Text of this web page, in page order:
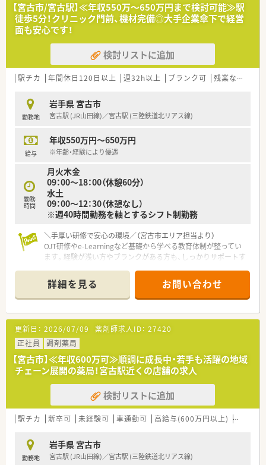
【宮古市/宮古駅】≪年収550万～650万円まで検討可能≫駅
徒歩5分！クリニック門前、機材完備◎大手企業傘下で経営
面も安心です！
検討リストに追加
駅チカ 年間休日120日以上 週32h以上 ブランク可 残業なし(ほぼなし含む)
勤務地
岩手県 宮古市
宮古駅 (JR山田線)／宮古駅 (三陸鉄道北リアス線)
給与
年収550万円～650万円
※年齢・経験により優遇
勤務
時間
月火木金
09：00～18：00（休憩60分）
水土
09：00～12：30（休憩なし）
※週40時間勤務を軸とするシフト制勤務
＼手厚い研修で安心の環境／（宮古市エリア担当より）
OJT研修やe-Learningなど基礎から学べる教育体制が整ってい
ます。経験が浅い方やブランクがある方も、しっかりサポートす
＊------------------------------------------＊
【店舗情報と応需状況について】
■宮古駅から徒歩5分と通勤に便利な立地で、脳神経外科の処方
箋を専門的に応需しています。
■1日あたり約70枚の処方箋を受け付けており、専門性の高い知
識をじっくりと身につけることが可能です。
■常勤薬剤師と派遣薬剤師、さらに事務スタッフ3名が協力し合
い、一人ひとりの負担を抑えて業務に励んでいます。
【法人特徴について】
■患者様とのふれあいや思いやりを何よりも大切にし、地域に密
着した温かみのある薬局運営を行っています。
■地域の皆様が明るく元気に過ごせるよう、最も身近な健康アド
■日々の業務において笑顔での挨拶や周囲への感謝の気持ちを
忘れず、薬局の存在意義を常に追求する企業です。
詳細を見る お問い合わせ
更新日： 2026/07/09 薬剤師求人ID： 27420
正社員
調剤薬局
【宮古市】≪年収600万可≫順調に成長中・若手も活躍の地域
チェーン展開の薬局！宮古駅近くの店舗の求人
検討リストに追加
駅チカ 新卒可 未経験可 車通勤可 高給与(600万円以上) 寮・借
勤務地
岩手県 宮古市
宮古駅 (JR山田線)／宮古駅 (三陸鉄道北リアス線)